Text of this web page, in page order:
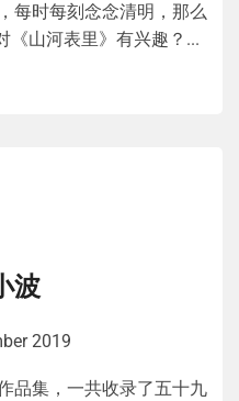
每时每刻念念清明，那么
山河表里》有兴趣？...
波
2019
品集，一共收录了五十九